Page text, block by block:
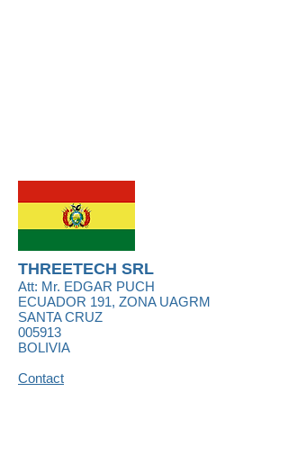
THREETECH SRL
Att: Mr. EDGAR PUCH
ECUADOR 191, ZONA UAGRM
SANTA CRUZ
005913
BOLIVIA
Contact